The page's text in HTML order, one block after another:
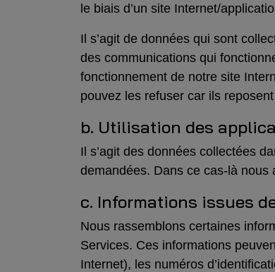
le biais d’un site Internet/
Il s’agit de données qui sont
des communications qui
fonctionnement de notre site
pouvez les refuser car ils
b. Utilisation des
Il s’agit des données collectées
demandées. Dans ce cas-là nous
c. Informations issues
Nous rassemblons certaines
Services. Ces informations
Internet), les numéros